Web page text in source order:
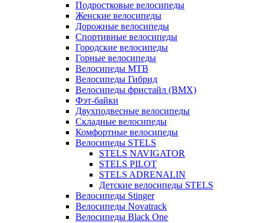
Подростковые велосипеды
Женские велосипеды
Дорожные велосипеды
Спортивные велосипеды
Городские велосипеды
Горные велосипеды
Велосипеды MTB
Велосипеды Гибрид
Велосипеды фристайл (BMX)
Фэт-байки
Двухподвесные велосипеды
Складные велосипеды
Комфортные велосипеды
Велосипеды STELS
STELS NAVIGATOR
STELS PILOT
STELS ADRENALIN
Детские велосипеды STELS
Велосипеды Stinger
Велосипеды Novatrack
Велосипеды Black One